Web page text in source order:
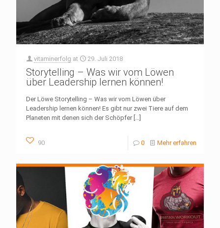
vitaminerfolg at 29. Juli 2018
Storytelling – Was wir vom Löwen
über Leadership lernen können!
Der Löwe Storytelling – Was wir vom Löwen über
Leadership lernen können! Es gibt nur zwei Tiere auf dem
Planeten mit denen sich der Schöpfer […]
90 0 Mehr erfahren